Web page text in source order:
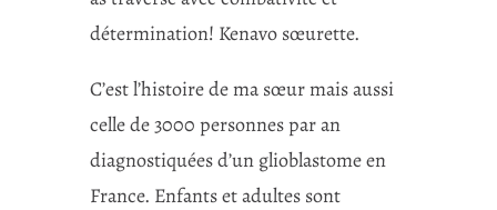
détermination! Kenavo sœurette.
C’est l’histoire de ma sœur mais aussi
celle de 3000 personnes par an
diagnostiquées d’un glioblastome en
France. Enfants et adultes sont